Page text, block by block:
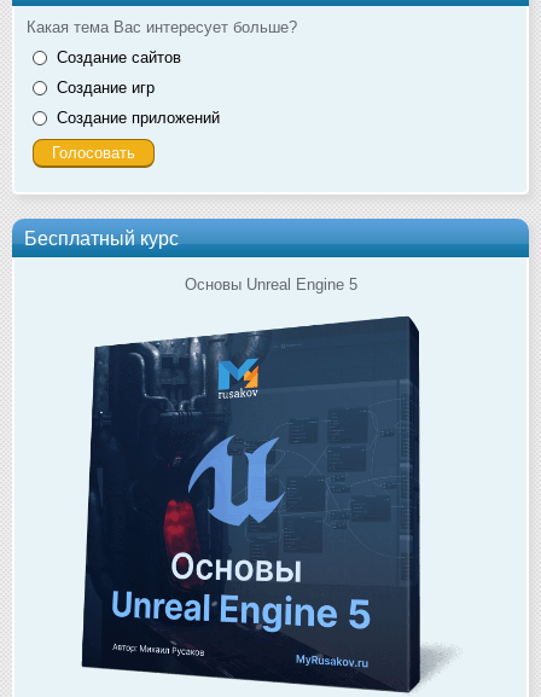
Какая тема Вас интересует больше?
Создание сайтов
Создание игр
Создание приложений
Бесплатный курс
Основы Unreal Engine 5